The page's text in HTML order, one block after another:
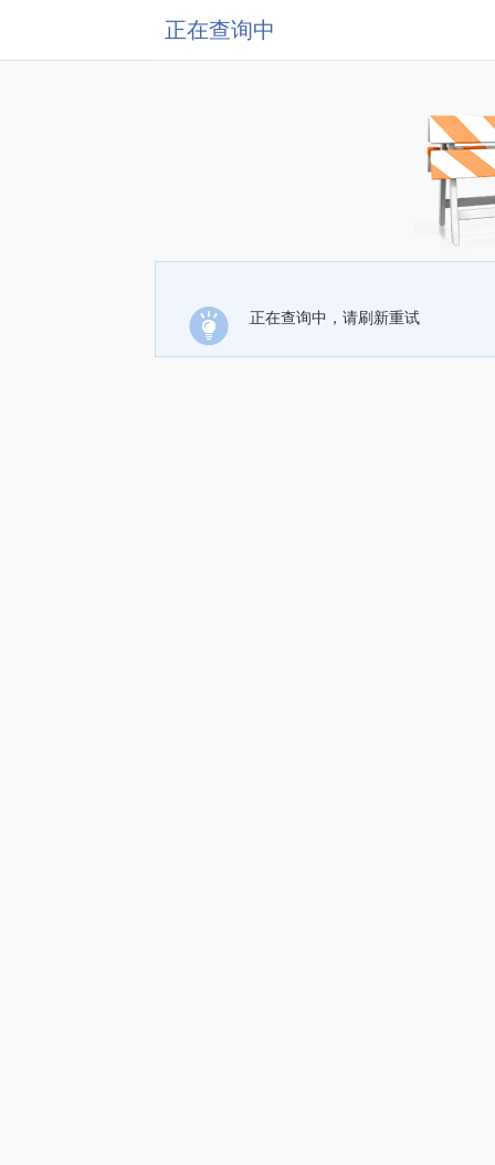
正在查询中
正在查询中，请刷新重试